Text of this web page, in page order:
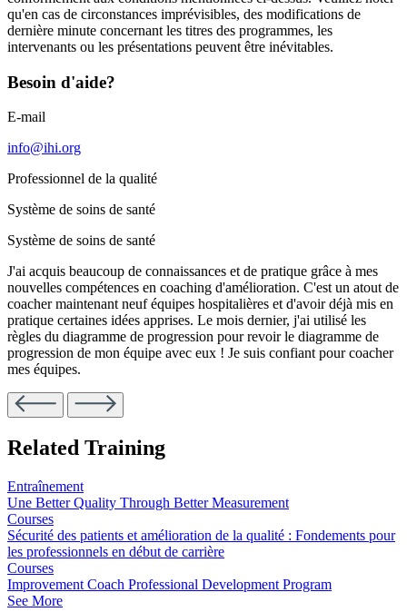
qu'en cas de circonstances imprévisibles, des modifications de
dernière minute concernant les titres des programmes, les
intervenants ou les présentations peuvent être inévitables.
Besoin d'aide?
E-mail
info@ihi.org
Professionnel de la qualité
Système de soins de santé
Système de soins de santé
J'ai acquis beaucoup de connaissances et de pratique grâce à mes
nouvelles compétences en coaching d'amélioration. C'est un atout de
coacher maintenant neuf équipes hospitalières et d'avoir déjà mis en
pratique certaines idées apprises. Le mois dernier, j'ai utilisé les
règles du diagramme de progression pour revoir le diagramme de
progression de mon équipe avec eux ! Je suis confiant pour coacher
mes équipes.
Related Training
Entraînement
Une Better Quality Through Better Measurement
Courses
Sécurité des patients et amélioration de la qualité : Fondements pour
les professionnels en début de carrière
Courses
Improvement Coach Professional Development Program
See More